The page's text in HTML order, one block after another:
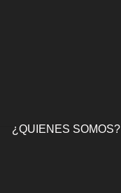
¿QUIENES SOMOS?